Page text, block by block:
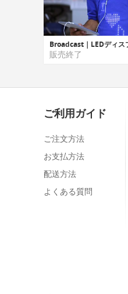
販売終了
ご利用ガイド
ご注文方法
お支払方法
配送方法
よくある質問